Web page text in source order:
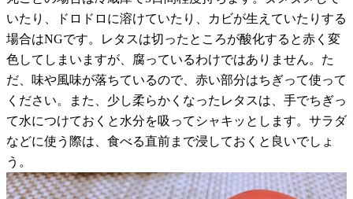
いたり、ドロドロに溶けていたり、カビが生えていたりする
場合はNGです。レタスは切ったところが酸化すると赤く変
色してしまいますが、腐っているわけではありません。た
だ、味や風味が落ちているので、赤い部分はちぎって使って
ください。また、少し柔らかくなったレタスは、手でちぎっ
て水につけておくと水分を吸ってシャキッとします。サラダ
などに使う際は、食べる直前まで浸しておくと良いでしょ
う。